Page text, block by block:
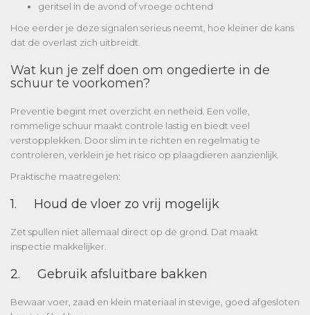
geritsel in de avond of vroege ochtend
Hoe eerder je deze signalen serieus neemt, hoe kleiner de kans
dat de overlast zich uitbreidt.
Wat kun je zelf doen om ongedierte in de
schuur te voorkomen?
Preventie begint met overzicht en netheid. Een volle,
rommelige schuur maakt controle lastig en biedt veel
verstopplekken. Door slim in te richten en regelmatig te
controleren, verklein je het risico op plaagdieren aanzienlijk.
Praktische maatregelen:
1. Houd de vloer zo vrij mogelijk
Zet spullen niet allemaal direct op de grond. Dat maakt
inspectie makkelijker.
2. Gebruik afsluitbare bakken
Bewaar voer, zaad en klein materiaal in stevige, goed afgesloten